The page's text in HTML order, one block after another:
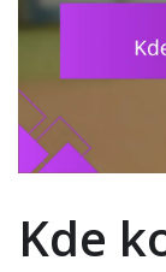
Kde